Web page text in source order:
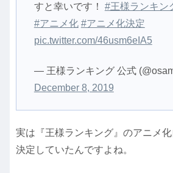
すと幸いです！ #王様ランキン
#アニメ化 #アニメ化決定
pic.twitter.com/46usm6eIA5
— 王様ランキング 公式
December 8, 2019
実は『王様ランキング』のアニメ
決定していたんですよね。